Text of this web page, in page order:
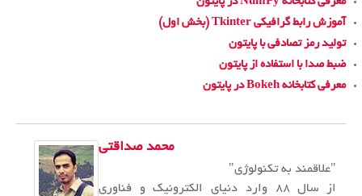
آموزش رابط گرافیکی Tkinter (بخش اول)
تولید رمز تصادفی با پایتون
ضبط صدا با استفاده از پایتون
معرفی کتابخانه Bokeh در پایتون
محمد صداقتی
"علاقمند به تکنولوژی"
از سال ۸۸ وارد دنیای الکترونیک و فناوری